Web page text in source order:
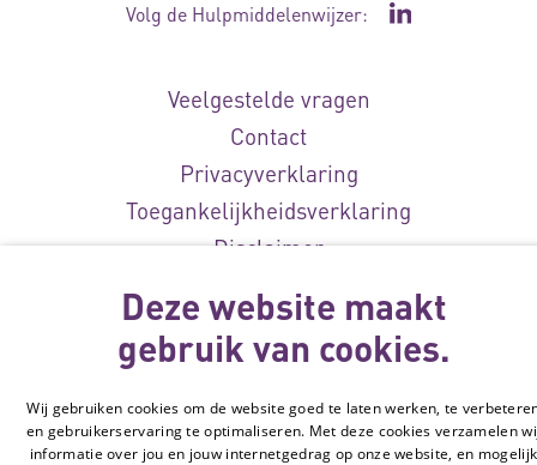
Volg de Hulpmiddelenwijzer: Ga naar de
Veelgestelde vragen
Contact
Privacyverklaring
Toegankelijkheidsverklaring
Disclaimer
© Vilans, 2026
Deze website maakt
gebruik van cookies.
Wij gebruiken cookies om de website goed te laten werken, te
en gebruikerservaring te optimaliseren. Met deze cookies verzamelen
informatie over jou en jouw internetgedrag op onze website, en mogelijk